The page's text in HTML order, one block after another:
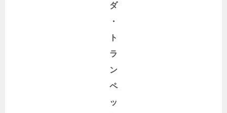
ダ
・
ト
ラ
ン
ペ
ッ